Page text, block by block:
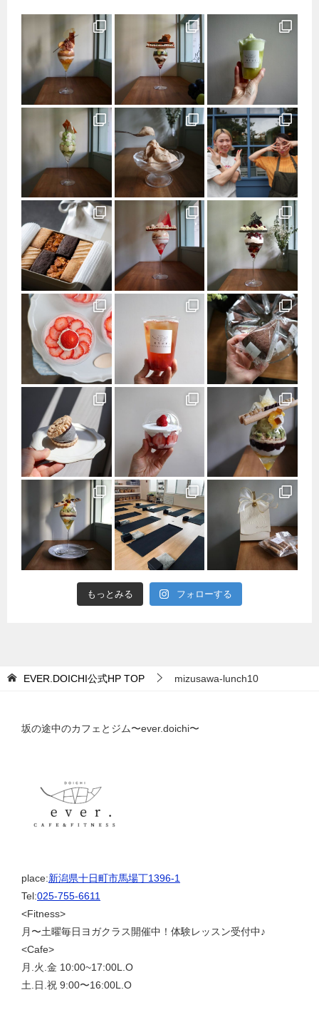
もっとみる フォローする
EVER.DOICHI公式HP TOP mizusawa-lunch10
坂の途中のカフェとジム〜ever.doichi〜
place:新潟県十日町市馬場丁1396-1
Tel:025-755-6611
<Fitness>
月〜土曜毎日ヨガクラス開催中！体験レッスン受付中♪
<Cafe>
月.火.金 10:00~17:00L.O
土.日.祝 9:00〜16:00L.O